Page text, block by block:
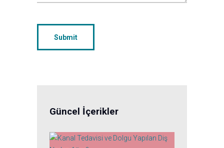
Güncel İçerikler